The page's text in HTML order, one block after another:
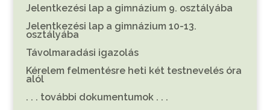
Jelentkezési lap a gimnázium 9. osztályába
Jelentkezési lap a gimnázium 10-13.
osztályába
Távolmaradási igazolás
Kérelem felmentésre heti két testnevelés óra
alól
. . . további dokumentumok . . .